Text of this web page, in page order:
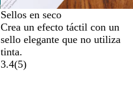
Sellos en seco
Crea un efecto táctil con un
sello elegante que no utiliza
tinta.
3.4(5)